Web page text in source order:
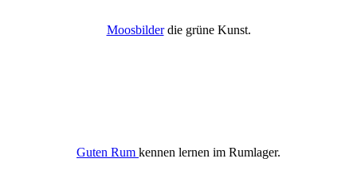
Moosbilderdie grüne Kunst.
Guten Rum kennen lernen im Rumlager.